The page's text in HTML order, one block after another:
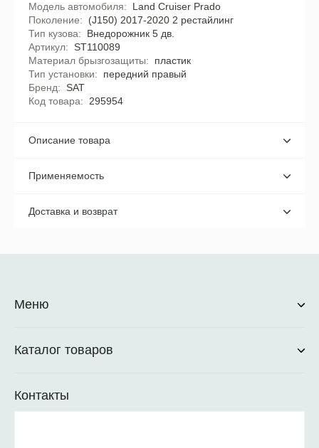
Модель автомобиля
Land Cruiser Prado
Поколение
(J150) 2017-2020 2 рестайлинг
Тип кузова
Внедорожник 5 дв.
Артикул
ST110089
Материал брызгозащиты
пластик
Тип установки
передний правый
Бренд
SAT
Код товара
295954
Описание товара
Применяемость
Доставка и возврат
Меню
Каталог товаров
Контакты